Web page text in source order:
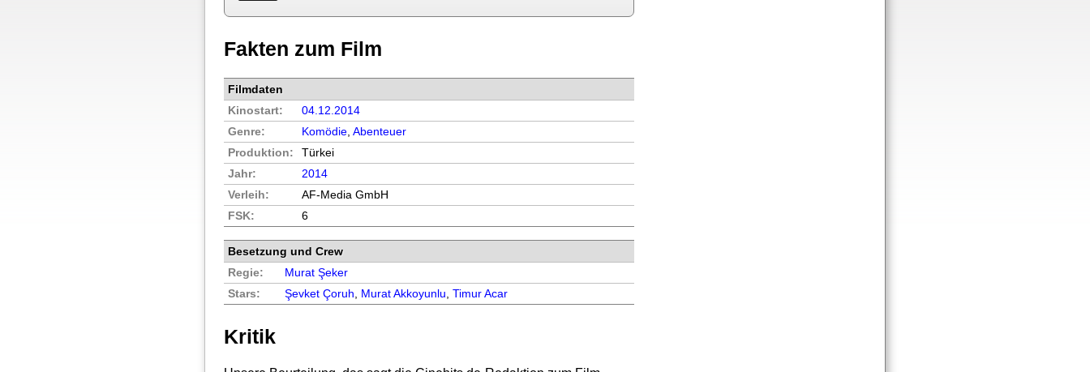
Fakten zum Film
Filmdaten
Kinostart:
04.12.2014
Genre:
Komödie,Abenteuer
Produktion:
Türkei
Jahr:
2014
Verleih:
AF-Media GmbH
FSK:
6
Besetzung und Crew
Regie:
Murat Şeker
Stars:
Şevket Çoruh, Murat Akkoyunlu,Timur Acar
Kritik